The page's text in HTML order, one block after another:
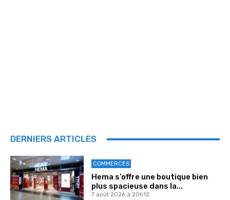
DERNIERS ARTICLES
COMMERCES
Hema s’offre une boutique bien
plus spacieuse dans la...
7 août 2026 à 20h12